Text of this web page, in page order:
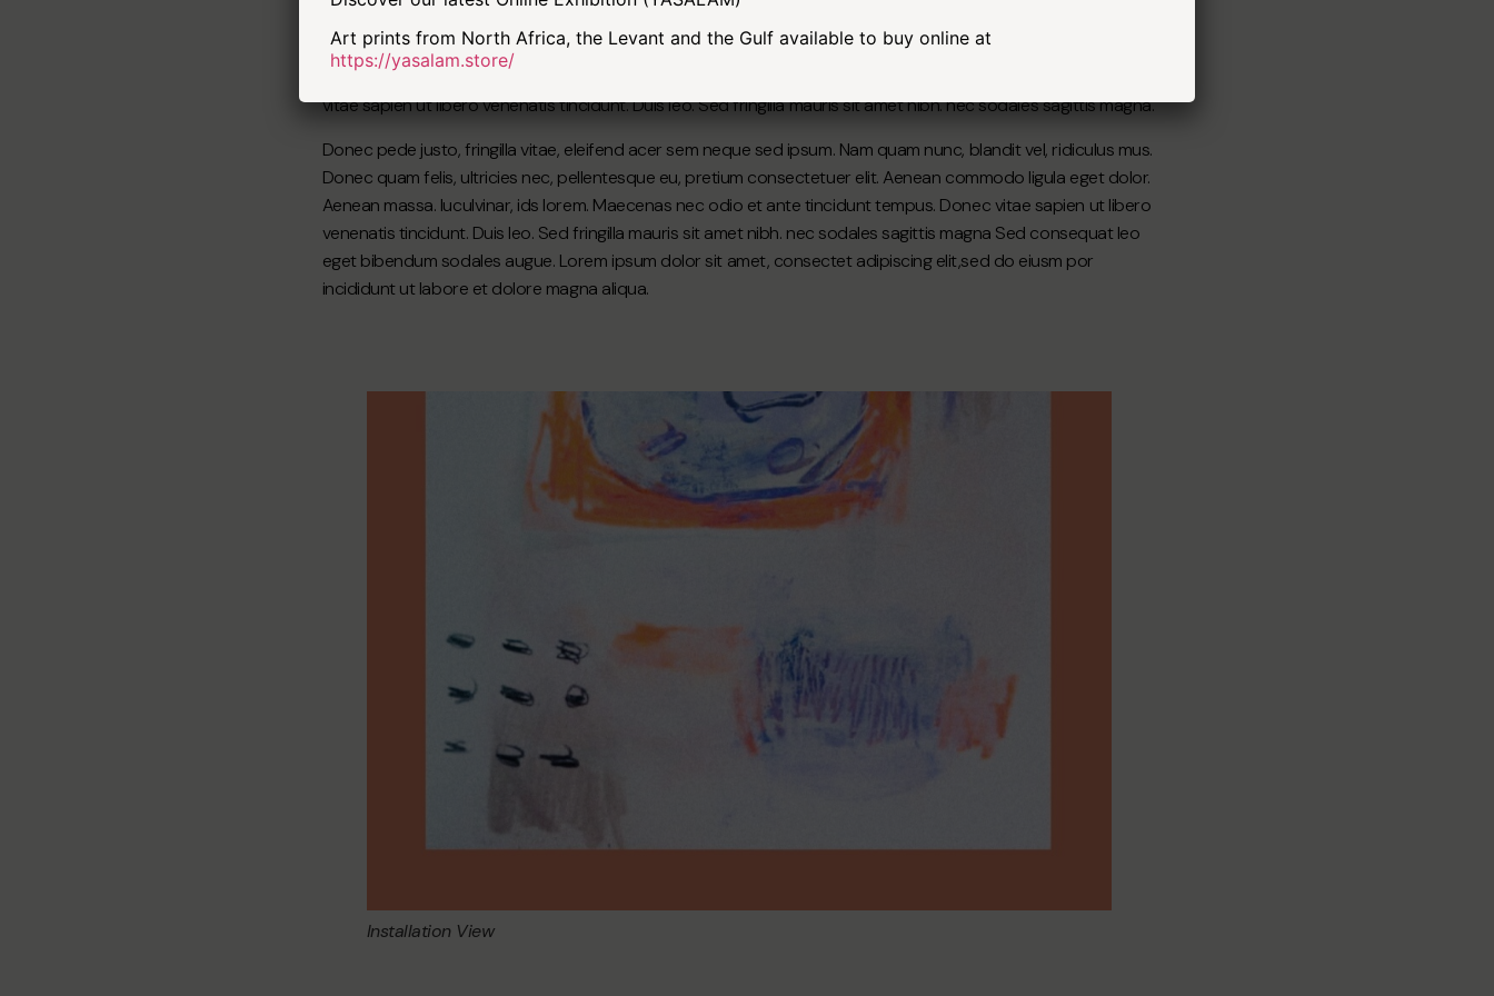
ridiculus mus. Donec quam felis, ultricies nec, pellentesque eu, pretium consectetuer elit. Aenean commodo
ligula eget dolor. Aenean massa. luculvinar, ids lorem. Maecenas nec odio et ante tincidunt tempus. Donec
vitae sapien ut libero venenatis tincidunt. Duis leo. Sed fringilla mauris sit amet nibh. nec sodales sagittis magna.
Donec pede justo, fringilla vitae, eleifend acer sem neque sed ipsum. Nam quam nunc, blandit vel, ridiculus mus.
Donec quam felis, ultricies nec, pellentesque eu, pretium consectetuer elit. Aenean commodo ligula eget dolor.
Aenean massa. luculvinar, ids lorem. Maecenas nec odio et ante tincidunt tempus. Donec vitae sapien ut libero
venenatis tincidunt. Duis leo. Sed fringilla mauris sit amet nibh. nec sodales sagittis magna Sed consequat leo
eget bibendum sodales augue. Lorem ipsum dolor sit amet, consectet adipiscing elit,sed do eiusm por
incididunt ut labore et dolore magna aliqua.
Installation View
Art prints from North Africa, the Levant and the Gulf available to buy online at
https://yasalam.store/